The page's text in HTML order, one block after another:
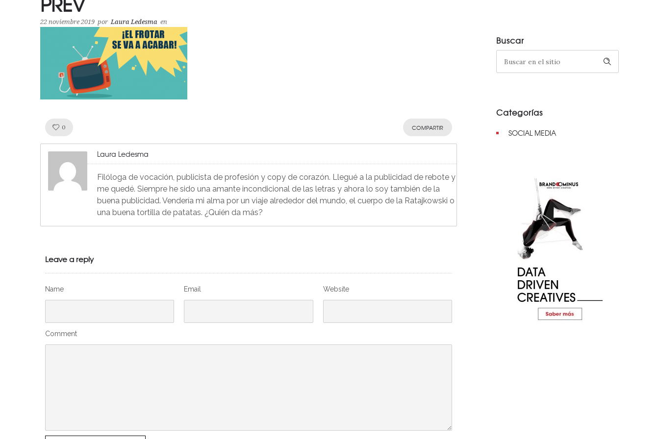
22 noviembre 2019 por Laura Ledesma en
0 COMPARTIR
Laura Ledesma
Filóloga de vocación, publicista de profesión y copy de corazón. Llegué a la publicidad de rebote y
me quedé. Siempre he sido una amante incondicional de las letras y ahora lo soy también de la
buena publicidad. Vendería mi alma por un viaje alrededor del mundo, el cuerpo de la Ratajkowski o
una buena tortilla de patatas. ¿Quién da más?
Leave a reply
Name Email Website
Comment
Buscar
Categorías
SOCIAL MEDIA